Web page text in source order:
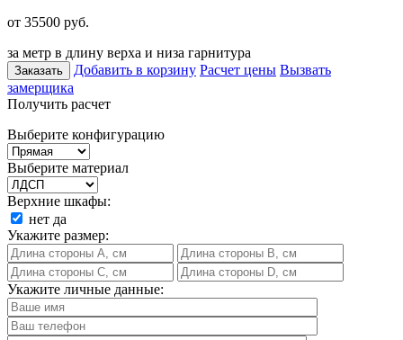
от 35500 руб.
за метр в длину верха и низа гарнитура
Заказать Добавить в корзину Расчет цены Вызвать
замерщика
Получить расчет
Выберите конфигурацию
Выберите материал
Верхние шкафы:
нет да
Укажите размер:
Укажите личные данные: